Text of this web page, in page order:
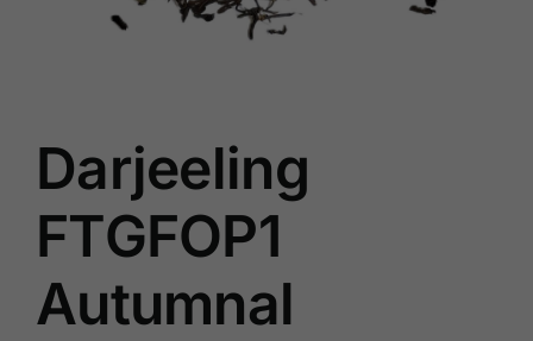
Darjeeling
FTGFOP1
Autumnal